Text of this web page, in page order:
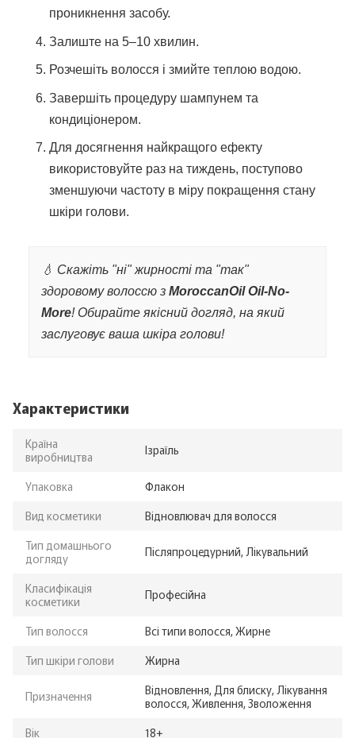
проникнення засобу.
Залиште на 5–10 хвилин.
Розчешіть волосся і змийте теплою водою.
Завершіть процедуру шампунем та
кондиціонером.
Для досягнення найкращого ефекту
використовуйте раз на тиждень, поступово
зменшуючи частоту в міру покращення стану
шкіри голови.
💧 Скажіть "ні" жирності та "так"
здоровому волоссю з MoroccanOil Oil-No-
More! Обирайте якісний догляд, на який
заслуговує ваша шкіра голови!
Характеристики
Країна
виробництва
Ізраїль
Упаковка
Флакон
Вид косметики
Відновлювач для волосся
Тип домашнього
догляду
Післяпроцедурний, Лікувальний
Класифікація
косметики
Професійна
Тип волосся
Всі типи волосся, Жирне
Тип шкіри голови
Жирна
Призначення
Відновлення, Для блиску, Лікування
волосся, Живлення, Зволоження
Вік
18+